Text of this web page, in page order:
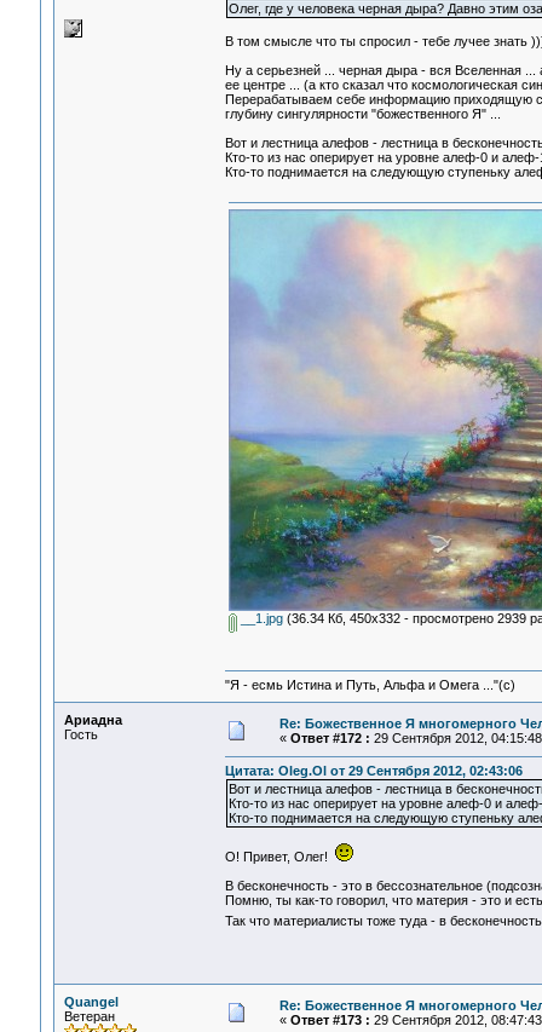
Олег, где у человека черная дыра? Давно этим
В том смысле что ты спросил - тебе лучее знать
Ну а серьезней ... черная дыра - вся Вселенная
ее центре ... (а кто сказал что космологическая
Перерабатываем себе информацию приходящую с
глубину сингулярности "божественного Я" ...
Вот и лестница алефов - лестница в
Кто-то из нас оперирует на уровне алеф-0 и
Кто-то поднимается на следующую ступеньку
__1.jpg(36.34 Кб, 450x332 - просмотрено 2939
"Я - есмь Истина и Путь, Альфа и Омега ..."(с)
Ариадна
Гость
Re: Божественное Я многомерного
« Ответ #172 : 29 Сентября 2012,
Цитата: Oleg.Ol от 29 Сентября 2012, 02:43:06
Вот и лестница алефов - лестница в
Кто-то из нас оперирует на уровне алеф-0 и
Кто-то поднимается на следующую ступеньку
О! Привет, Олег!
В бесконечность - это в бессознательное
Помню, ты как-то говорил, что материя - это и
Так что материалисты тоже туда - в
Quangel
Ветеран
Re: Божественное Я многомерного
« Ответ #173 : 29 Сентября 2012,